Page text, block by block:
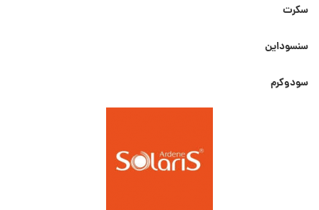
سکرت
سنسوداین
سودوکرم